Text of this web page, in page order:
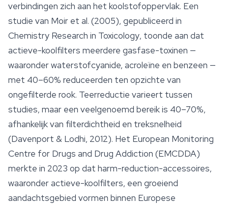
verbindingen zich aan het koolstofoppervlak. Een
studie van Moir et al. (2005), gepubliceerd in
Chemistry Research in Toxicology, toonde aan dat
actieve-koolfilters meerdere gasfase-toxinen —
waaronder waterstofcyanide, acroleïne en benzeen —
met 40–60% reduceerden ten opzichte van
ongefilterde rook. Teerreductie varieert tussen
studies, maar een veelgenoemd bereik is 40–70%,
afhankelijk van filterdichtheid en treksnelheid
(Davenport & Lodhi, 2012). Het European Monitoring
Centre for Drugs and Drug Addiction (EMCDDA)
merkte in 2023 op dat harm-reduction-accessoires,
waaronder actieve-koolfilters, een groeiend
aandachtsgebied vormen binnen Europese